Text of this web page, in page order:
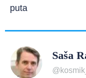
puta
Saša